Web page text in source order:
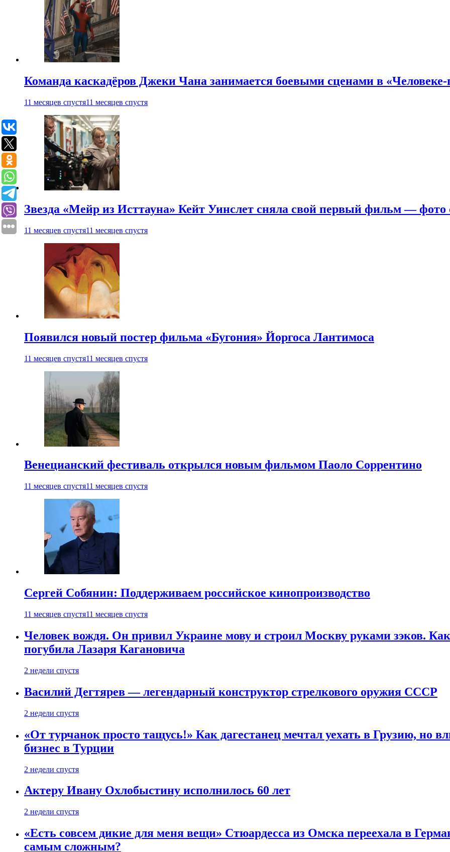
Команда каскадёров Джеки Чана занимается боевыми сценами в «Человеке-
11 месяцев спустя11 месяцев спустя
Звезда «Мейр из Исттауна» Кейт Уинслет сняла свой первый фильм — фото
11 месяцев спустя11 месяцев спустя
Появился новый постер фильма «Бугония» Йоргоса Лантимоса
11 месяцев спустя11 месяцев спустя
Венецианский фестиваль открылся новым фильмом Паоло Соррентино
11 месяцев спустя11 месяцев спустя
Сергей Собянин: Поддерживаем российское кинопроизводство
11 месяцев спустя11 месяцев спустя
Человек вождя. Он привил Украине мову и строил Москву руками зэков.
погубила Лазаря Кагановича
2 недели спустя
Василий Дегтярев — легендарный конструктор стрелкового оружия СССР
2 недели спустя
«От турчанок просто тащусь!» Как дагестанец мечтал уехать в Грузию, но
бизнес в Турции
2 недели спустя
Актеру Ивану Охлобыстину исполнилось 60 лет
2 недели спустя
«Есть совсем дикие для меня вещи» Стюардесса из Омска переехала в
самым сложным?